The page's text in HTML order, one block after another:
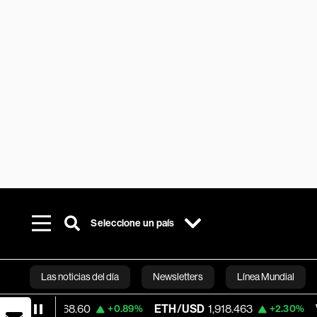
Seleccione un país
Las noticias del día Newsletters Línea Mundial
Bloomberg
+0.89% ETH/USD 1,918.463 +2.30% Visa